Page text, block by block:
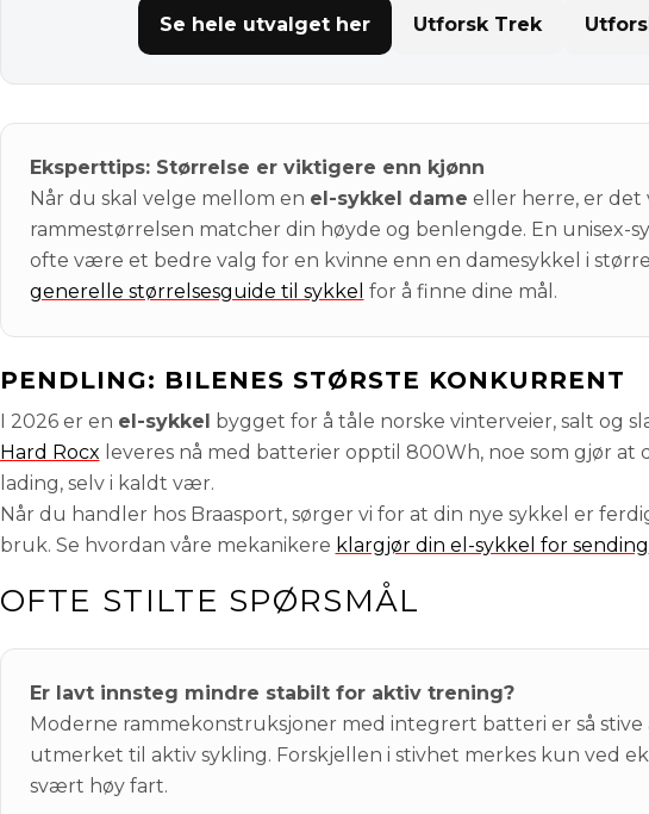
Se hele utvalget her Utforsk Trek
Eksperttips: Størrelse er viktigere enn kjønn
Når du skal velge mellom en el-sykkel dame eller herre, er det
rammestørrelsen matcher din høyde og benlengde. En unisex-
ofte være et bedre valg for en kvinne enn en damesykkel i
generelle størrelsesguide til sykkel for å finne dine mål.
PENDLING: BILENES STØRSTE KONKURRENT
I 2026 er en el-sykkel bygget for å tåle norske vinterveier, salt og
Hard Rocx leveres nå med batterier opptil 800Wh, noe som gjør
lading, selv i kaldt vær.
Når du handler hos Braasport, sørger vi for at din nye sykkel er
bruk. Se hvordan våre mekanikere klargjør din el-sykkel for sending
OFTE STILTE SPØRSMÅL
Er lavt innsteg mindre stabilt for aktiv trening?
Moderne rammekonstruksjoner med integrert batteri er så
utmerket til aktiv sykling. Forskjellen i stivhet merkes kun ved
svært høy fart.